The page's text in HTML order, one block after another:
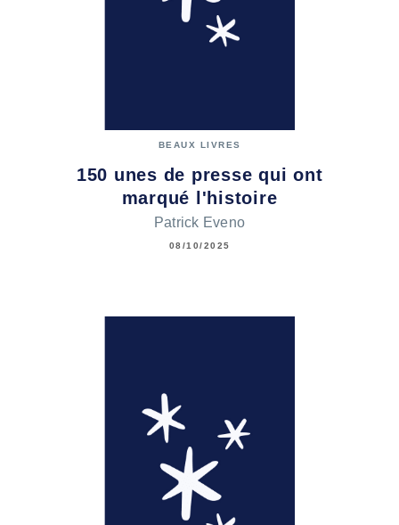
BEAUX LIVRES
150 unes de presse qui ont
marqué l'histoire
Patrick Eveno
08/10/2025